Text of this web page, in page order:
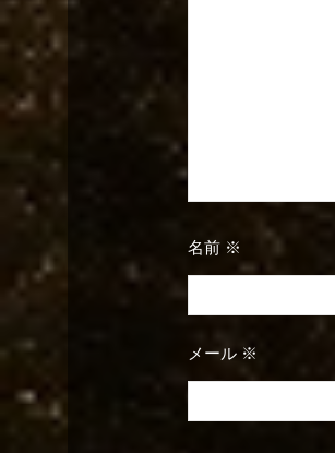
名前 ※
メール ※